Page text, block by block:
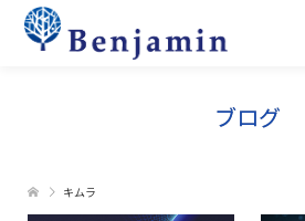
ブログ
キムラ